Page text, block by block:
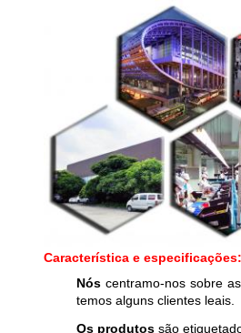
Característica e especificações:
Nós centramo-nos sobre
temos alguns clientes leais.
Os produtos são